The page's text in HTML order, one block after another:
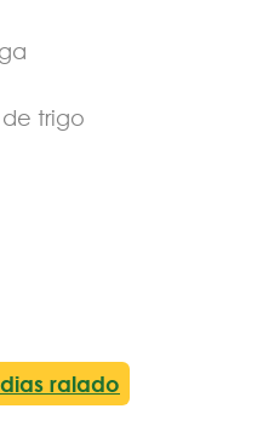
trigo
ralado